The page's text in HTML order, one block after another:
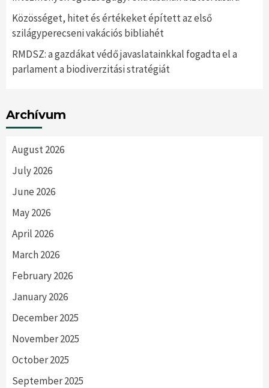
Közösséget, hitet és értékeket épített az első
szilágyperecseni vakációs bibliahét
RMDSZ: a gazdákat védő javaslatainkkal fogadta el a
parlament a biodiverzitási stratégiát
Archívum
August 2026
July 2026
June 2026
May 2026
April 2026
March 2026
February 2026
January 2026
December 2025
November 2025
October 2025
September 2025